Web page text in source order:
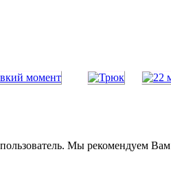
Мы рекомендуем Вам